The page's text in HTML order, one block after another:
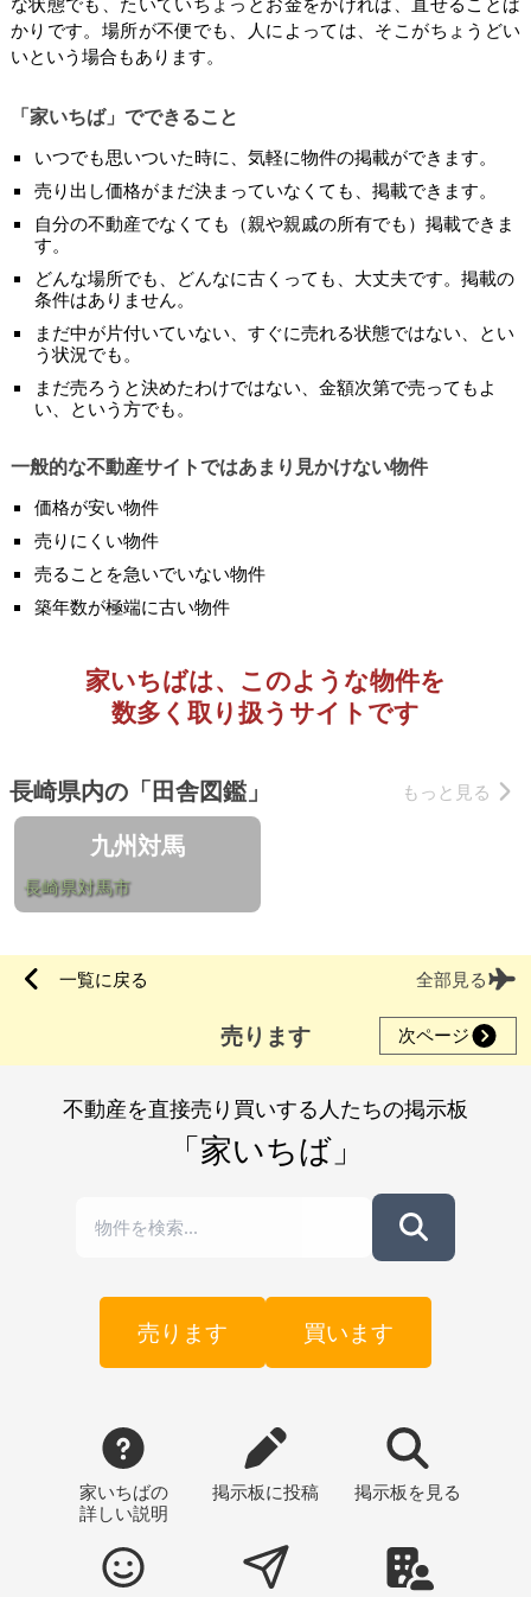
かりです。場所が不便でも、人によっては、そこがちょうどい
いという場合もあります。
「家いちば」でできること
いつでも思いついた時に、気軽に物件の掲載ができます。
売り出し価格がまだ決まっていなくても、掲載できます。
自分の不動産でなくても（親や親戚の所有でも）掲載できま
す。
どんな場所でも、どんなに古くっても、大丈夫です。掲載の
条件はありません。
まだ中が片付いていない、すぐに売れる状態ではない、とい
う状況でも。
まだ売ろうと決めたわけではない、金額次第で売ってもよ
い、という方でも。
一般的な不動産サイトではあまり見かけない物件
価格が安い物件
売りにくい物件
売ることを急いでいない物件
築年数が極端に古い物件
家いちばは、このような物件を
数多く取り扱うサイトです
長崎県内の「田舎図鑑」 もっと見る
九州対馬
長崎県対馬市
一覧に戻る 全部見る
売ります 次ページ
不動産を直接売り買いする人たちの掲示板
「家いちば」
売ります 買います
家いちばの
詳しい説明
掲示板に投稿 掲示板 を見る